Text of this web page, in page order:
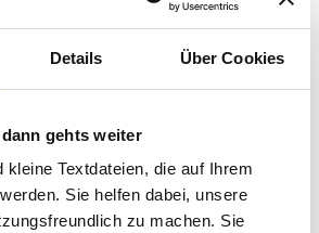
Details Über Cookies
gehts weiter
Textdateien, die auf Ihrem
Sie helfen dabei, unsere
zu machen. Sie